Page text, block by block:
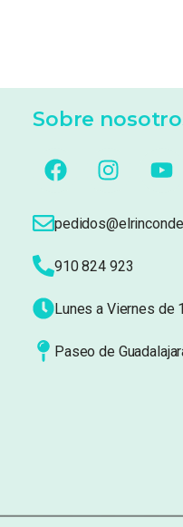
Sobre
910 824 923
Lunes a Viernes de
Paseo de